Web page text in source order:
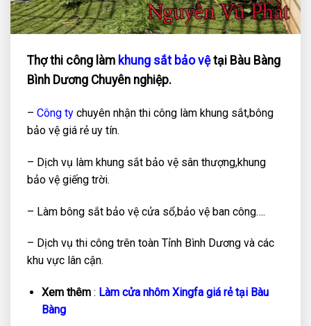
Thợ thi công làm khung sắt bảo vệtại Bàu Bàng
Bình Dương Chuyên nghiệp.
– Công ty chuyên nhận thi công làm khung sắt,bông
bảo vệ giá rẻ uy tín.
– Dịch vụ làm khung sắt bảo vệ sân thượng,khung
bảo vệ giếng trời.
– Làm bông sắt bảo vệ cửa sổ,bảo vệ ban công….
– Dịch vụ thi công trên toàn Tỉnh Bình Dương và các
khu vực lân cận.
Xem thêm: Làm cửa nhôm Xingfa giá rẻ tại Bàu
Bàng